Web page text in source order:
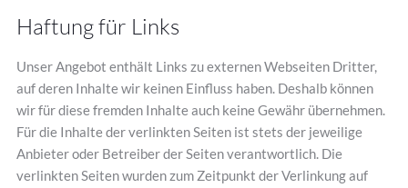
Haftung für Links
Unser Angebot enthält Links zu externen Webseiten Dritter,
auf deren Inhalte wir keinen Einfluss haben. Deshalb können
wir für diese fremden Inhalte auch keine Gewähr übernehmen.
Für die Inhalte der verlinkten Seiten ist stets der jeweilige
Anbieter oder Betreiber der Seiten verantwortlich. Die
verlinkten Seiten wurden zum Zeitpunkt der Verlinkung auf